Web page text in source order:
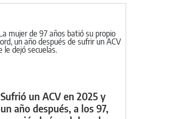
Sufrió un ACV en 2025 y
un año después, a los 97,